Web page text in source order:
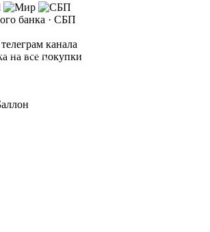
банка · СБП
канала
на все покупки